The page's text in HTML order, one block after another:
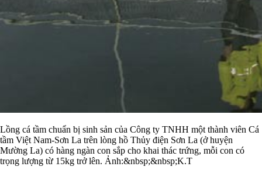
Lồng cá tầm chuẩn bị sinh sản của Công ty TNHH một thành viên Cá
tầm Việt Nam-Sơn La trên lòng hồ Thủy điện Sơn La (ở huyện
Mường La) có hàng ngàn con sắp cho khai thác trứng, mỗi con có
trọng lượng từ 15kg trở lên. Ảnh:&nbsp;&nbsp;K.T